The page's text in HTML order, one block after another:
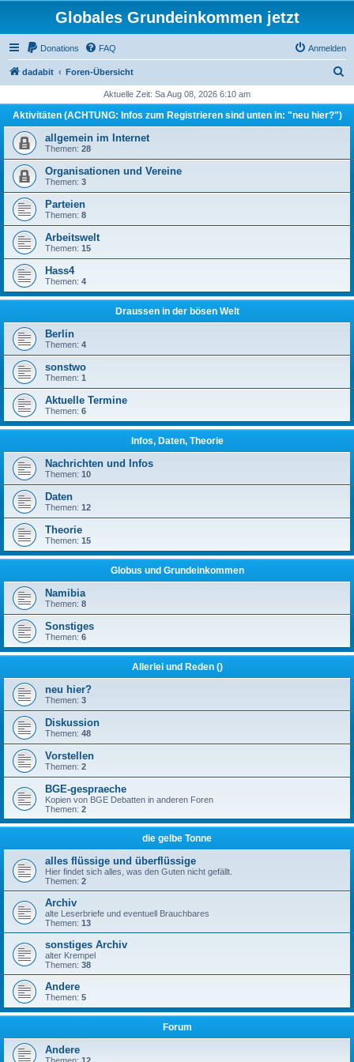
Globales Grundeinkommen jetzt
Donations FAQ Anmelden
dadabit Foren-Übersicht
h
Aktuelle Zeit: Sa Aug 08, 2026 6:10 am
Aktivitäten (ACHTUNG: Infos zum Registrieren sind unten in: "neu hier?")
allgemein im Internet
Themen: 28
Organisationen und Vereine
Themen: 3
Parteien
Themen: 8
Arbeitswelt
Themen: 15
Hass4
Themen: 4
Draussen in der bösen Welt
Berlin
Themen: 4
sonstwo
Themen: 1
Aktuelle Termine
Themen: 6
Infos, Daten, Theorie
Nachrichten und Infos
Themen: 10
Daten
Themen: 12
Theorie
Themen: 15
Globus und Grundeinkommen
Namibia
Themen: 8
Sonstiges
Themen: 6
Allerlei und Reden ()
neu hier?
Themen: 3
Diskussion
Themen: 48
Vorstellen
Themen: 2
BGE-gespraeche
Kopien von BGE Debatten in anderen Foren
Themen: 2
die gelbe Tonne
alles flüssige und überflüssige
Hier findet sich alles, was den Guten nicht gefällt.
Themen: 2
Archiv
alte Leserbriefe und eventuell Brauchbares
Themen: 13
sonstiges Archiv
alter Krempel
Themen: 38
Andere
Themen: 5
Forum
Andere